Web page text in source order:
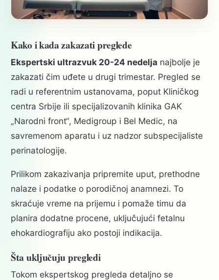
Kako i kada zakazati preglede
Ekspertski ultrazvuk 20-24 nedelja najbolje je
zakazati čim uđete u drugi trimestar. Pregled se
radi u referentnim ustanovama, poput Kliničkog
centra Srbije ili specijalizovanih klinika GAK
„Narodni front“, Medigroup i Bel Medic, na
savremenom aparatu i uz nadzor subspecijaliste
perinatologije.
Prilikom zakazivanja pripremite uput, prethodne
nalaze i podatke o porodičnoj anamnezi. To
skraćuje vreme na prijemu i pomaže timu da
planira dodatne procene, uključujući fetalnu
ehokardiografiju ako postoji indikacija.
Šta uključuju pregledi
Tokom ekspertskog pregleda detaljno se